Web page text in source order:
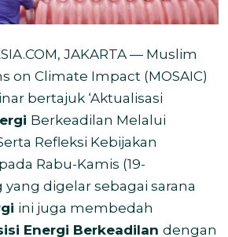
JAKARTA — Muslim
on Climate Impact (MOSAIC)
bertajuk ‘Aktualisasi
Berkeadilan Melalui
Refleksi Kebijakan
Rabu-Kamis (19-
yang digelar sebagai sarana
ini juga membedah
Energi Berkeadilan dengan